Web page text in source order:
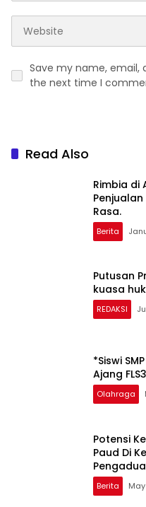
Save my name, email,
the next time I
Read Also
Rimbia di
Rasa.
Berita
Putusan
kuasa
REDAKSI
*Siswi
Ajang
Olahraga
Potensi
Paud Di
Berita